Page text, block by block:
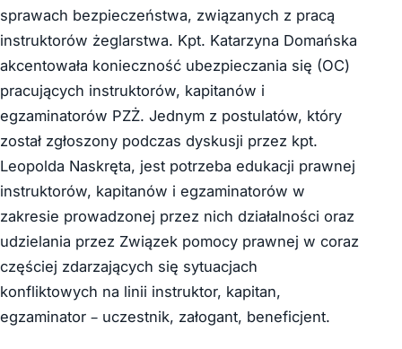
sprawach bezpieczeństwa, związanych z pracą
instruktorów żeglarstwa. Kpt. Katarzyna Domańska
akcentowała konieczność ubezpieczania się (OC)
pracujących instruktorów, kapitanów i
egzaminatorów PZŻ. Jednym z postulatów, który
został zgłoszony podczas dyskusji przez kpt.
Leopolda Naskręta, jest potrzeba edukacji prawnej
instruktorów, kapitanów i egzaminatorów w
zakresie prowadzonej przez nich działalności oraz
udzielania przez Związek pomocy prawnej w coraz
częściej zdarzających się sytuacjach
konfliktowych na linii instruktor, kapitan,
egzaminator – uczestnik, załogant, beneficjent.